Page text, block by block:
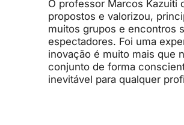
O professor Marcos Kazuiti
propostos e valorizou,
muitos grupos e encontros
espectadores. Foi uma
inovação é muito mais que
conjunto de forma
inevitável para qualquer